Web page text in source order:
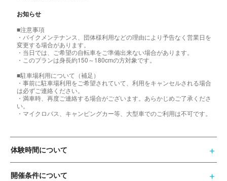
お知らせ
■注意事項
・バイクメンテナンス、団体様利用などの理由により予告なく営業日を
変更する場合があります。
・当日では、ご希望の自転車をご準備出来ない場合があります。
・このプランは身長約150～180cmの方対象です。
■駐車場利用について（補足）
・事前に駐車場利用をご希望されていて、利用をキャンセルされる場合
は必ずご連絡ください。
・満車時、再度ご連絡する場合がございます。あらかじめご了承くださ
い。
・マイクロバス、キャンピングカー等、大型車でのご利用は不可です。
体験時間について
開催条件について